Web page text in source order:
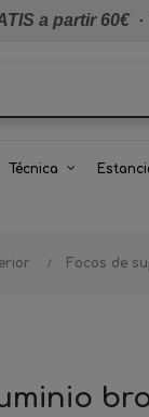
a partir 60€·
Técnica
Focos de